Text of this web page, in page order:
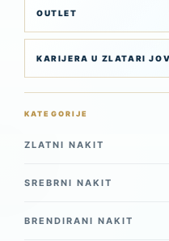
OUTLET
KARIJERA U ZLATARI
KATEGORIJE
ZLATNI NAKIT
SREBRNI NAKIT
BRENDIRANI NAKIT